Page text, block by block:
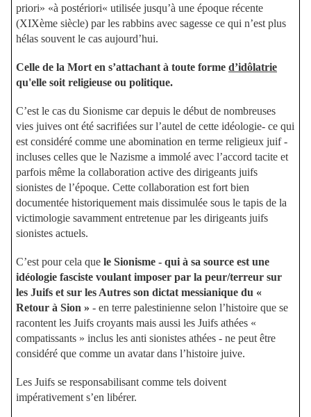
priori» «à postériori« utilisée jusqu’à une époque récente
(XIXème siècle) par les rabbins avec sagesse ce qui n’est plus
hélas souvent le cas aujourd’hui.
Celle de la Mort en s’attachant à toute forme d’idôlatrie
qu'elle soit religieuse ou politique.
C’est le cas du Sionisme car depuis le début de nombreuses
vies juives ont été sacrifiées sur l’autel de cette idéologie- ce qui
est considéré comme une abomination en terme religieux juif -
incluses celles que le Nazisme a immolé avec l’accord tacite et
parfois même la collaboration active des dirigeants juifs
sionistes de l’époque. Cette collaboration est fort bien
documentée historiquement mais dissimulée sous le tapis de la
victimologie savamment entretenue par les dirigeants juifs
sionistes actuels.
C’est pour cela que le Sionisme - qui à sa source est une
idéologie fasciste voulant imposer par la peur/terreur sur
les Juifs et sur les Autres son dictat messianique du «
Retour à Sion » - en terre palestinienne selon l’histoire que se
racontent les Juifs croyants mais aussi les Juifs athées «
compatissants » inclus les anti sionistes athées - ne peut être
considéré que comme un avatar dans l’histoire juive.
Les Juifs se responsabilisant comme tels doivent
impérativement s’en libérer.